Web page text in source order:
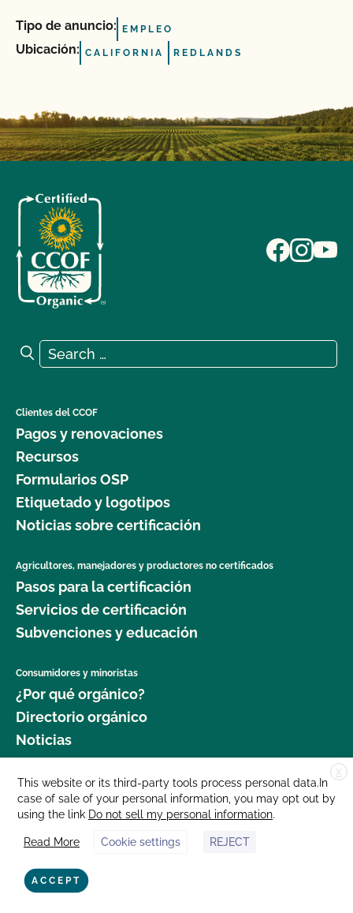
Tipo de anuncio: EMPLEO
Ubicación: CALIFORNIA REDLANDS
Search for:
Search
Clientes del CCOF
Pagos y renovaciones
Recursos
Formularios OSP
Etiquetado y logotipos
Noticias sobre certificación
Agricultores, manejadores y productores no certificados
Pasos para la certificación
Servicios de certificación
Subvenciones y educación
Consumidores y minoristas
¿Por qué orgánico?
Directorio orgánico
Noticias
Donar
Carreras profesionales
Sala de prensa
Contáctenos
877 Cedar Street, Suite 248, Santa Cruz, CA 95060 © 2025 CCOF.org
X
This website or its third-party tools process personal data.In
case of sale of your personal information, you may opt out by
using the link Do not sell my personal information.
Read More Cookie settings REJECT
ACCEPT